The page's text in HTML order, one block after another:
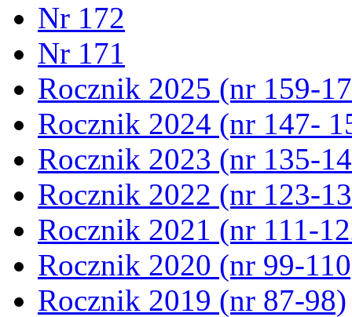
Nr 172
Nr 171
Rocznik 2025 (nr 159-
Rocznik 2024 (nr 147-
Rocznik 2023 (nr 135-
Rocznik 2022 (nr 123-
Rocznik 2021 (nr 111-
Rocznik 2020 (nr 99-
Rocznik 2019 (nr 87-98)